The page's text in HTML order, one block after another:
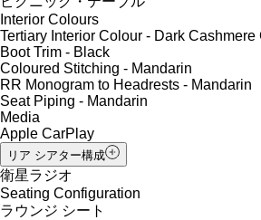
Interior Colours
Tertiary Interior Colour - Dark Cashmere
Boot Trim - Black
Coloured Stitching - Mandarin
RR Monogram to Headrests - Mandarin
Seat Piping - Mandarin
Media
Apple CarPlay
リア シアター構成
衛星ラジオ
Seating Configuration
ラウンジ シート